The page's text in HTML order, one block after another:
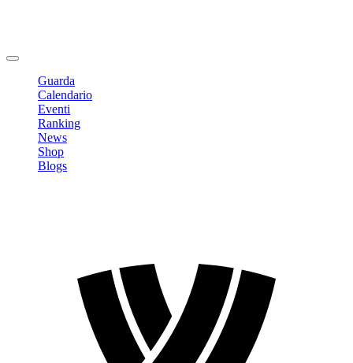
Guarda
Calendario
Eventi
Ranking
News
Shop
Blogs